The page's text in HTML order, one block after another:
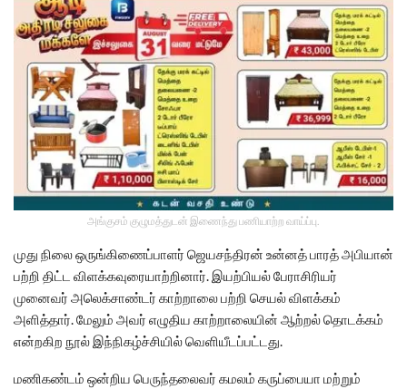
அங்குசம் குழுமத்துடன் இணைந்து பணியாற்ற வாய்ப்பு.
முது நிலை ஒருங்கிணைப்பாளர் ஜெயசந்திரன் உன்னத் பாரத் அபியான்
பற்றி திட்ட விளக்கவுரையாற்றினார். இயற்பியல் பேராசிரியர்
முனைவர் அலெக்சாண்டர் காற்றாலை பற்றி செயல் விளக்கம்
அளித்தார். மேலும் அவர் எழுதிய காற்றாலையின் ஆற்றல் தொடக்கம்
என்றகிற நூல் இந்நிகழ்ச்சியில் வெளியீடப்பட்டது.
மணிகண்டம் ஒன்றிய பெருந்தலைவர் கமலம் கருப்பையா மற்றும்